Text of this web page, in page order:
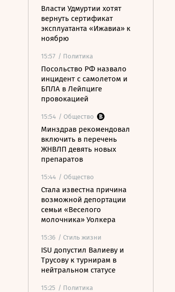
Власти Удмуртии хотят
вернуть сертификат
эксплуатанта «Ижавиа» к
ноябрю
15:57 / Политика
Посольство РФ назвало
инцидент с самолетом и
БПЛА в Лейпциге
провокацией
15:54 / Общество
Минздрав рекомендовал
включить в перечень
ЖНВЛП девять новых
препаратов
15:44 / Общество
Стала известна причина
возможной депортации
семьи «Веселого
молочника» Уолкера
15:36 / Стиль жизни
ISU допустил Валиеву и
Трусову к турнирам в
нейтральном статусе
15:25 / Политика